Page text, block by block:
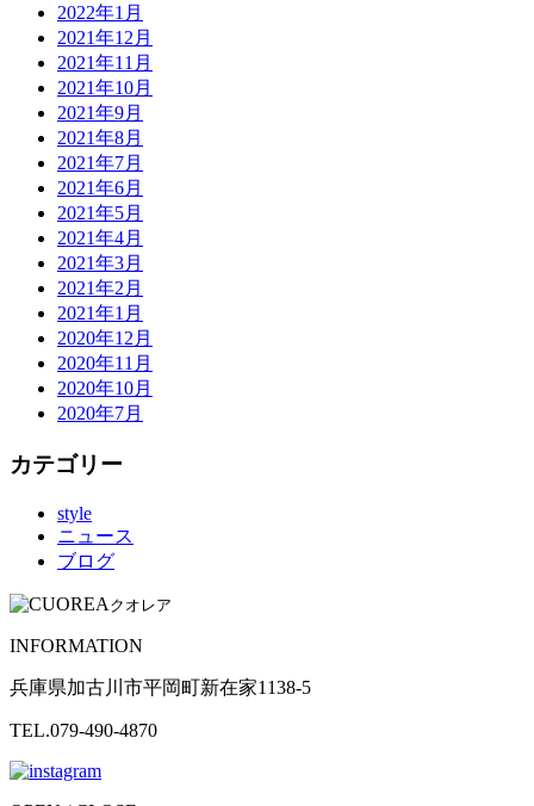
2022年1月
2021年12月
2021年11月
2021年10月
2021年9月
2021年8月
2021年7月
2021年6月
2021年5月
2021年4月
2021年3月
2021年2月
2021年1月
2020年12月
2020年11月
2020年10月
2020年7月
カテゴリー
style
ニュース
ブログ
クオレア
INFORMATION
兵庫県加古川市平岡町新在家1138-5
TEL.079-490-4870